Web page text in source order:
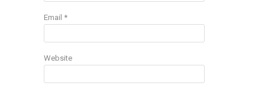
Email *
Website